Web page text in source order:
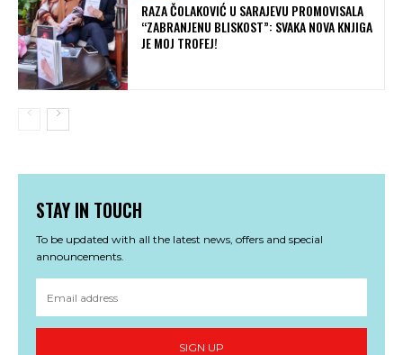
RAZA ČOLAKOVIĆ U SARAJEVU PROMOVISALA
“ZABRANJENU BLISKOST”: SVAKA NOVA KNJIGA
JE MOJ TROFEJ!
STAY IN TOUCH
To be updated with all the latest news, offers and special
announcements.
SIGN UP